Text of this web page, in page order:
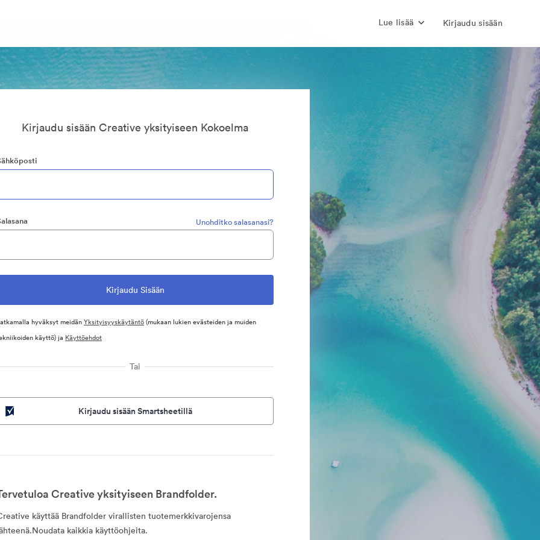
Lue lisää Kirjaudu sisään
Kirjaudu sisään Creative yksityiseen Kokoelma
Unohditko salasanasi?
hyväksyt meidänYksityisyyskäytäntö(mukaan lukien evästeiden ja muiden
käyttö) ja Käyttöehdot
Tai
Kirjaudu sisään Smartsheetillä
Creative yksityiseen Brandfolder.
käyttää Brandfolder virallisten tuotemerkkivarojensa
kaikkia käyttöohjeita.